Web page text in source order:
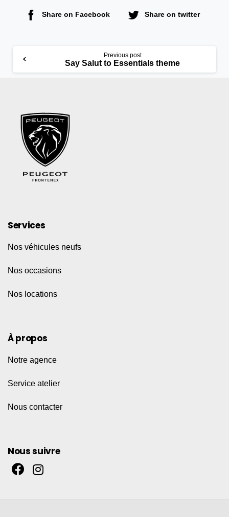
Share on Facebook Share on twitter
Reading
Previous post
Say Salut to Essentials theme
Services
Nos véhicules neufs
Nos occasions
Nos locations
À propos
Notre agence
Service atelier
Nous contacter
Nous suivre